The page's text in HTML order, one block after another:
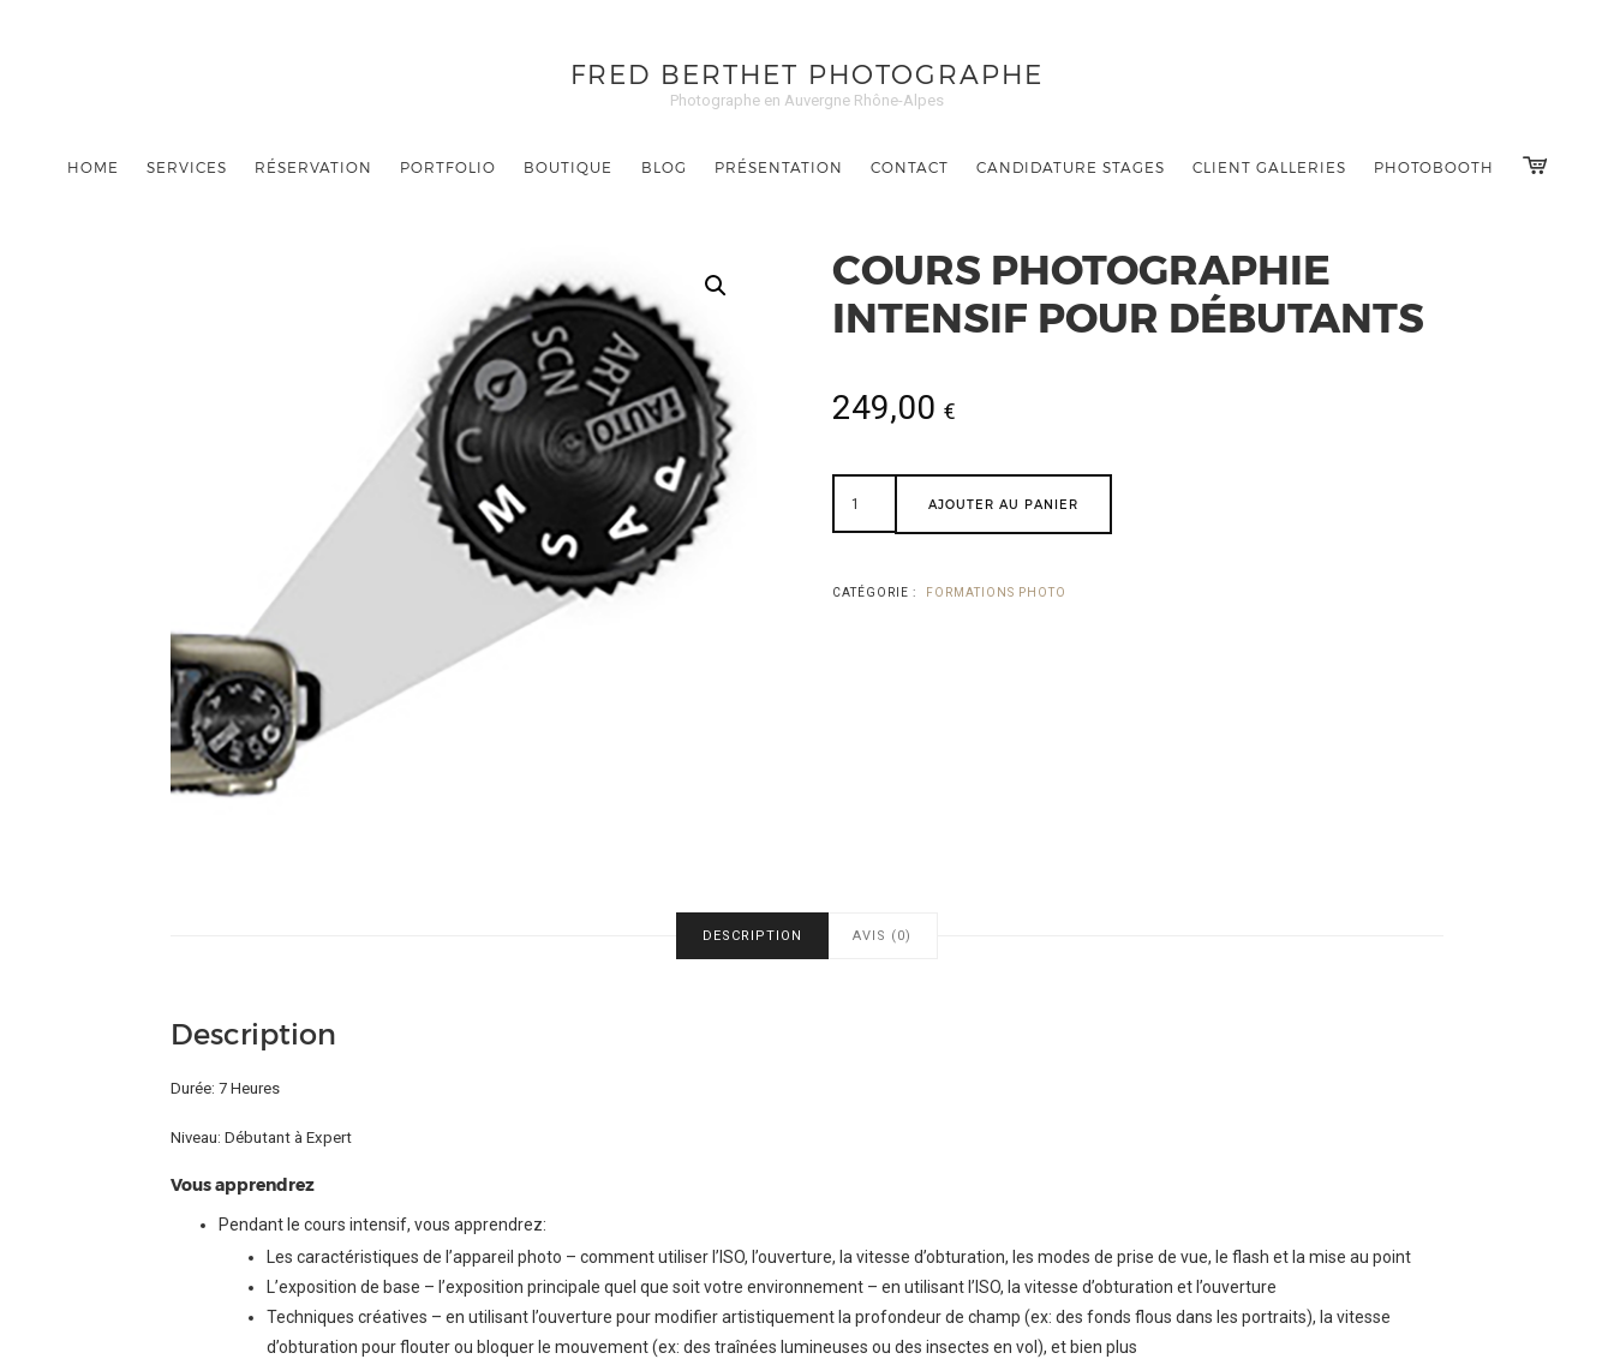
FRED BERTHET PHOTOGRAPHE
Photographe en Auvergne Rhône-Alpes
HOME SERVICES RÉSERVATION PORTFOLIO BOUTIQUE BLOG PRÉSENTATION CONTACT CANDIDATURE STAGES CLIENT GALLERIES PHOTOBOOTH
COURS PHOTOGRAPHIE
INTENSIF POUR DÉBUTANTS
249,00€
AJOUTER AU PANIER
CATÉGORIE : FORMATIONS PHOTO
DESCRIPTION AVIS (0)
Description
Durée: 7 Heures
Niveau: Débutant à Expert
Vous apprendrez
Pendant le cours intensif, vous apprendrez:
Les caractéristiques de l’appareil photo – comment utiliser l’ISO, l’ouverture, la vitesse d’obturation, les modes de prise de vue, le flash et la mise au point
L’exposition de base – l’exposition principale quel que soit votre environnement – en utilisant l’ISO, la vitesse d’obturation et l’ouverture
Techniques créatives – en utilisant l’ouverture pour modifier artistiquement la profondeur de champ (ex: des fonds flous dans les portraits), la vitesse
d’obturation pour flouter ou bloquer le mouvement (ex: des traînées lumineuses ou des insectes en vol), et bien plus